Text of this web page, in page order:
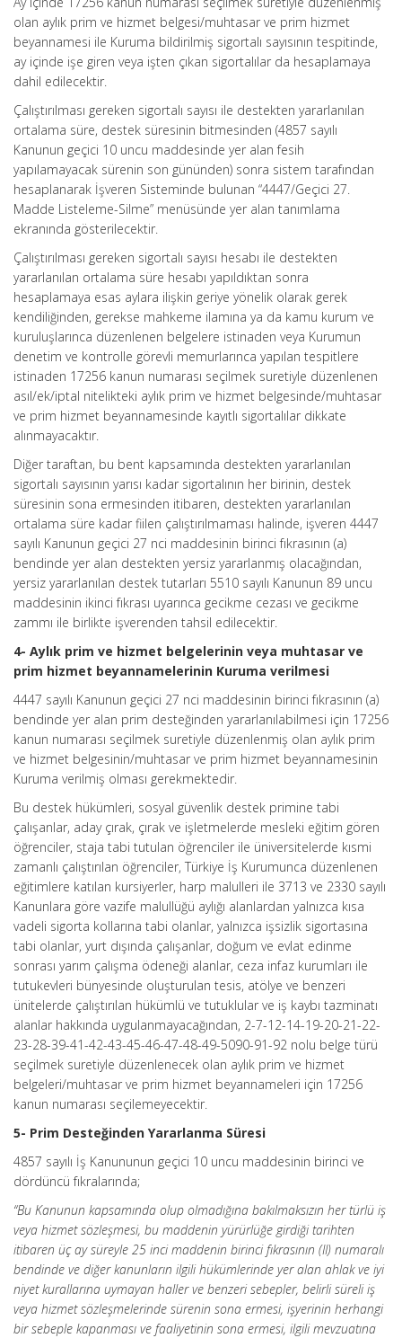
olan aylık prim ve hizmet belgesi/muhtasar ve prim hizmet
beyannamesi ile Kuruma bildirilmiş sigortalı sayısının tespitinde,
ay içinde işe giren veya işten çıkan sigortalılar da hesaplamaya
dahil edilecektir.
Çalıştırılması gereken sigortalı sayısı ile destekten yararlanılan
ortalama süre, destek süresinin bitmesinden (4857 sayılı
Kanunun geçici 10 uncu maddesinde yer alan fesih
yapılamayacak sürenin son gününden) sonra sistem tarafından
hesaplanarak İşveren Sisteminde bulunan “4447/Geçici 27.
Madde Listeleme-Silme” menüsünde yer alan tanımlama
ekranında gösterilecektir.
Çalıştırılması gereken sigortalı sayısı hesabı ile destekten
yararlanılan ortalama süre hesabı yapıldıktan sonra
hesaplamaya esas aylara ilişkin geriye yönelik olarak gerek
kendiliğinden, gerekse mahkeme ilamına ya da kamu kurum ve
kuruluşlarınca düzenlenen belgelere istinaden veya Kurumun
denetim ve kontrolle görevli memurlarınca yapılan tespitlere
istinaden 17256 kanun numarası seçilmek suretiyle düzenlenen
asıl/ek/iptal nitelikteki aylık prim ve hizmet belgesinde/muhtasar
ve prim hizmet beyannamesinde kayıtlı sigortalılar dikkate
alınmayacaktır.
Diğer taraftan, bu bent kapsamında destekten yararlanılan
sigortalı sayısının yarısı kadar sigortalının her birinin, destek
süresinin sona ermesinden itibaren, destekten yararlanılan
ortalama süre kadar fiilen çalıştırılmaması halinde, işveren 4447
sayılı Kanunun geçici 27 nci maddesinin birinci fıkrasının (a)
bendinde yer alan destekten yersiz yararlanmış olacağından,
yersiz yararlanılan destek tutarları 5510 sayılı Kanunun 89 uncu
maddesinin ikinci fıkrası uyarınca gecikme cezası ve gecikme
zammı ile birlikte işverenden tahsil edilecektir.
4- Aylık prim ve hizmet belgelerinin veya muhtasar ve
prim hizmet beyannamelerinin Kuruma verilmesi
4447 sayılı Kanunun geçici 27 nci maddesinin birinci fıkrasının (a)
bendinde yer alan prim desteğinden yararlanılabilmesi için 17256
kanun numarası seçilmek suretiyle düzenlenmiş olan aylık prim
ve hizmet belgesinin/muhtasar ve prim hizmet beyannamesinin
Kuruma verilmiş olması gerekmektedir.
Bu destek hükümleri, sosyal güvenlik destek primine tabi
çalışanlar, aday çırak, çırak ve işletmelerde mesleki eğitim gören
öğrenciler, staja tabi tutulan öğrenciler ile üniversitelerde kısmi
zamanlı çalıştırılan öğrenciler, Türkiye İş Kurumunca düzenlenen
eğitimlere katılan kursiyerler, harp malulleri ile 3713 ve 2330 sayılı
Kanunlara göre vazife malullüğü aylığı alanlardan yalnızca kısa
vadeli sigorta kollarına tabi olanlar, yalnızca işsizlik sigortasına
tabi olanlar, yurt dışında çalışanlar, doğum ve evlat edinme
sonrası yarım çalışma ödeneği alanlar, ceza infaz kurumları ile
tutukevleri bünyesinde oluşturulan tesis, atölye ve benzeri
ünitelerde çalıştırılan hükümlü ve tutuklular ve iş kaybı tazminatı
alanlar hakkında uygulanmayacağından, 2-7-12-14-19-20-21-22-
23-28-39-41-42-43-45-46-47-48-49-5090-91-92 nolu belge türü
seçilmek suretiyle düzenlenecek olan aylık prim ve hizmet
belgeleri/muhtasar ve prim hizmet beyannameleri için 17256
kanun numarası seçilemeyecektir.
5- Prim Desteğinden Yararlanma Süresi
4857 sayılı İş Kanununun geçici 10 uncu maddesinin birinci ve
dördüncü fıkralarında;
“Bu Kanunun kapsamında olup olmadığına bakılmaksızın her türlü iş
veya hizmet sözleşmesi, bu maddenin yürürlüğe girdiği tarihten
itibaren üç ay süreyle 25 inci maddenin birinci fıkrasının (II) numaralı
bendinde ve diğer kanunların ilgili hükümlerinde yer alan ahlak ve iyi
niyet kurallarına uymayan haller ve benzeri sebepler, belirli süreli iş
veya hizmet sözleşmelerinde sürenin sona ermesi, işyerinin herhangi
bir sebeple kapanması ve faaliyetinin sona ermesi, ilgili mevzuatına